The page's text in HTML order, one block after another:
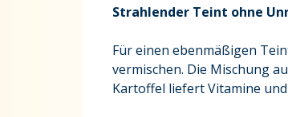
Strahlender Teint ohne
Für einen ebenmäßigen
vermischen. Die Mischung
Kartoffel liefert Vitamine